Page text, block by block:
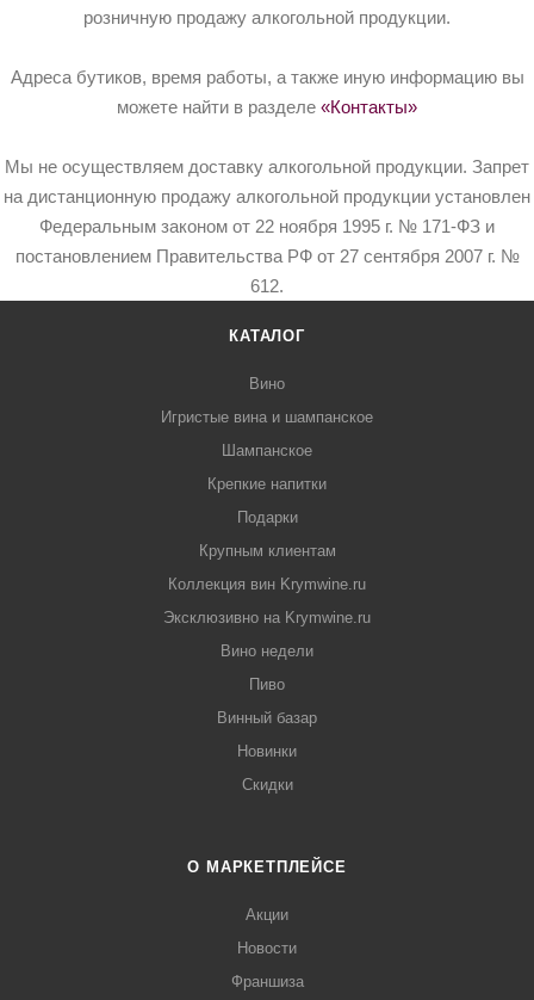
розничную продажу алкогольной продукции.
Адреса бутиков, время работы, а также иную информацию вы
можете найти в разделе «Контакты»
Мы не осуществляем доставку алкогольной продукции. Запрет
на дистанционную продажу алкогольной продукции установлен
Федеральным законом от 22 ноября 1995 г. № 171-ФЗ и
постановлением Правительства РФ от 27 сентября 2007 г. №
612.
КАТАЛОГ
Вино
Игристые вина и шампанское
Шампанское
Крепкие напитки
Подарки
Крупным клиентам
Коллекция вин Krymwine.ru
Эксклюзивно на Krymwine.ru
Вино недели
Пиво
Винный базар
Новинки
Скидки
О МАРКЕТПЛЕЙСЕ
Акции
Новости
Франшиза